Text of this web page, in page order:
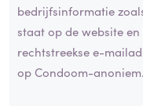
bedrijfsinformatie
staat op de website
rechtstreekse e-
op Condoom-